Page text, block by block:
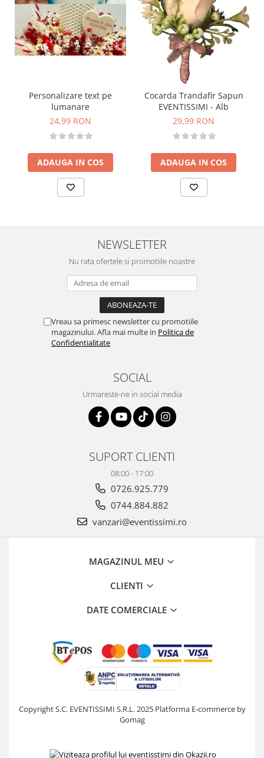
Personalizare text pe
lumanare
24,99 RON
ADAUGA IN COS
Cocarda Trandafir Sapun
EVENTISSIMI - Alb
29,99 RON
ADAUGA IN COS
NEWSLETTER
Nu rata ofertele si promotiile noastre
Vreau sa primesc newsletter cu promotiile
magazinului. Afla mai multe in Politica de
Confidentialitate
SOCIAL
Urmareste-ne in social media
SUPORT CLIENTI
08:00 - 17:00
0726.925.779
0744.884.882
vanzari@eventissimi.ro
MAGAZINUL MEU
CLIENTI
DATE COMERCIALE
Copyright S.C. EVENTISSIMI S.R.L. 2025 Platforma E-commerce by
Gomag